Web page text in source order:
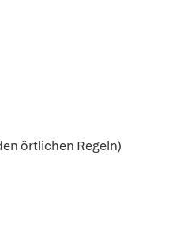
örtlichen Regeln)